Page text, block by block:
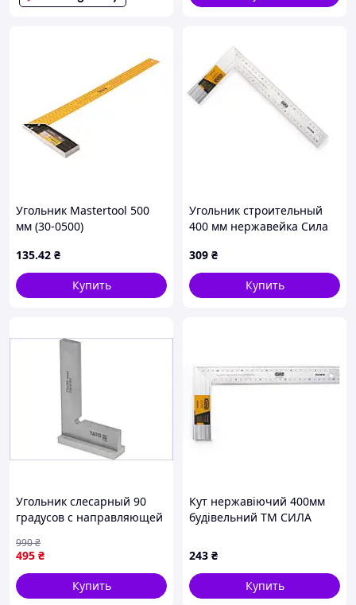
Угольник Mastertool 500
мм (30-0500)
135.42 ₴
Купить
Угольник строительный
400 мм нержавейка Сила
309 ₴
Купить
Угольник слесарный 90
градусов с направляющей
обмеров стальной 75х50
мм
495 ₴
990₴
Купить
Кут нержавіючий 400мм
будівельний ТМ СИЛА
243 ₴
Купить